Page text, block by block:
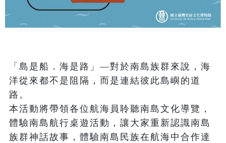
「島是船．海是路」—對於南島族群來說，海
洋從來都不是阻隔，而是連結彼此島嶼的道
路。
本活動將帶領各位航海員聆聽南島文化導覽，
體驗南島航行桌遊活動，讓大家重新認識南島
族群神話故事，體驗南島民族在航海中合作達